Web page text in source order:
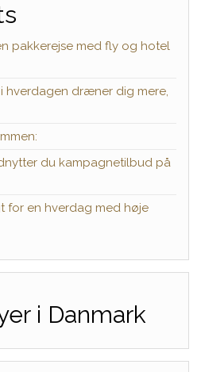
pakkerejse med fly og hotel
hverdagen dræner dig mere,
du kampagnetilbud på
for en hverdag med høje
i Danmark